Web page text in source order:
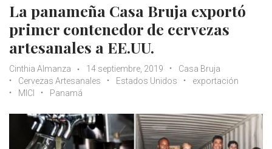
La panameña Casa Bruja exportó
primer contenedor de cervezas
artesanales a EE.UU.
Cinthia Almanza 14 septiembre, 2019
Casa Bruja
Cervezas Artesanales
Estados Unidos
exportación
MICI
Panamá